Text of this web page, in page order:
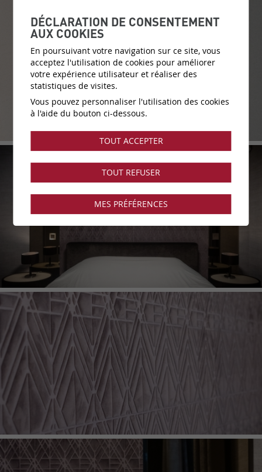
DÉCLARATION DE CONSENTEMENT
AUX COOKIES
En poursuivant votre navigation sur ce site, vous
acceptez l'utilisation de cookies pour améliorer
votre expérience utilisateur et réaliser des
statistiques de visites.
Vous pouvez personnaliser l'utilisation des cookies
à l'aide du bouton ci-dessous.
TOUT ACCEPTER
TOUT REFUSER
MES PRÉFÉRENCES